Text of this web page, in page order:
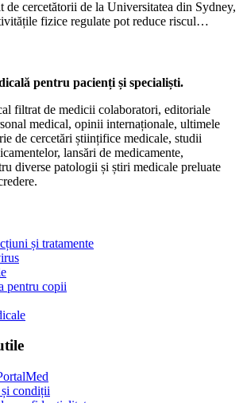
de cercetătorii de la Universitatea din Sydney,
fizice regulate pot reduce riscul…
pentru pacienți și specialiști.
filtrat de medicii colaboratori, editoriale
medical, opinii internaționale, ultimele
de cercetări științifice medicale, studii
lansări de medicamente,
diverse patologii și știri medicale preluate
și tratamente
pentru copii
condiții